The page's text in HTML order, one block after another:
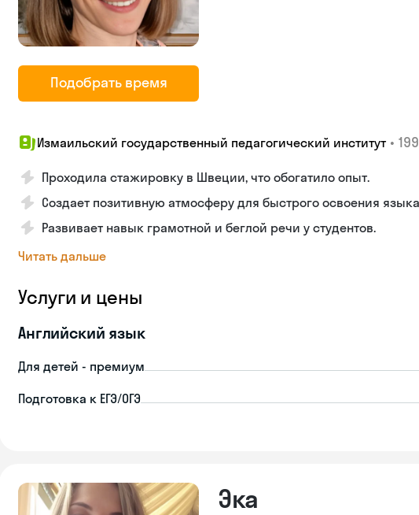
Подобрать время
Измаильский государственный педагогический институт •
Проходила стажировку в Швеции, что обогатило опыт.
Создает позитивную атмосферу для быстрого освоения
Развивает навык грамотной и беглой речи у студентов.
Читать дальше
Услуги и цены
Английский язык
Для детей - премиум
Подготовка к ЕГЭ/ОГЭ
Эка